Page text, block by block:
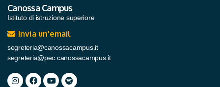
Canossa Campus
Istituto di istruzione superiore
Invia un'email
segreteria@canossacampus.it
segreteria@pec.canossacampus.it